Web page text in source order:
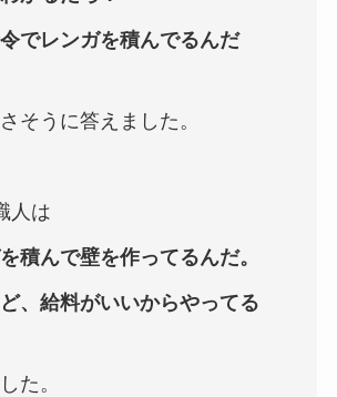
でレンガを積んでるんだ
そうに答えました。
人は
を積んで壁を作ってるんだ。
、給料がいいからやってる
た。